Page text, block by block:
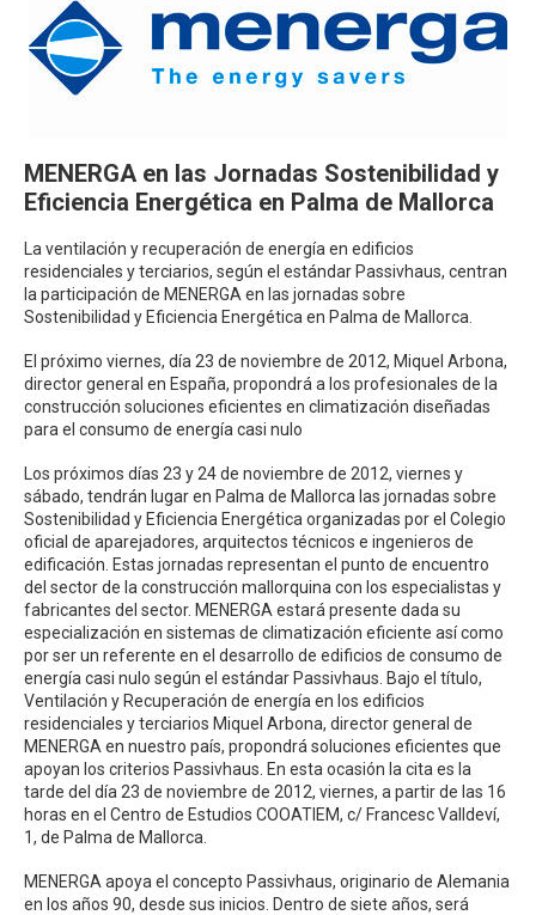
MENERGA en las Jornadas Sostenibilidad y
Eficiencia Energética en Palma de Mallorca
La ventilación y recuperación de energía en edificios
residenciales y terciarios, según el estándar Passivhaus, centran
la participación de MENERGA en las jornadas sobre
Sostenibilidad y Eficiencia Energética en Palma de Mallorca.
El próximo viernes, día 23 de noviembre de 2012, Miquel Arbona,
director general en España, propondrá a los profesionales de la
construcción soluciones eficientes en climatización diseñadas
para el consumo de energía casi nulo
Los próximos días 23 y 24 de noviembre de 2012, viernes y
sábado, tendrán lugar en Palma de Mallorca las jornadas sobre
Sostenibilidad y Eficiencia Energética organizadas por el Colegio
oficial de aparejadores, arquitectos técnicos e ingenieros de
edificación. Estas jornadas representan el punto de encuentro
del sector de la construcción mallorquina con los especialistas y
fabricantes del sector. MENERGA estará presente dada su
especialización en sistemas de climatización eficiente así como
por ser un referente en el desarrollo de edificios de consumo de
energía casi nulo según el estándar Passivhaus. Bajo el título,
Ventilación y Recuperación de energía en los edificios
residenciales y terciarios Miquel Arbona, director general de
MENERGA en nuestro país, propondrá soluciones eficientes que
apoyan los criterios Passivhaus. En esta ocasión la cita es la
tarde del día 23 de noviembre de 2012, viernes, a partir de las 16
horas en el Centro de Estudios COOATIEM, c/ Francesc Valldeví,
1, de Palma de Mallorca.
MENERGA apoya el concepto Passivhaus, originario de Alemania
en los años 90, desde sus inicios. Dentro de siete años, será